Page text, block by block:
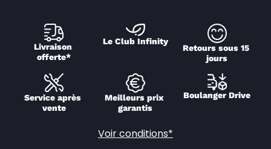
Livraison
offerte*
Le Club Infinity
Retours sous 15
jours
Service après
vente
Meilleurs prix
garantis
Boulanger Drive
Voir conditions*